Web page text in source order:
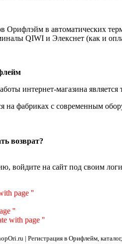
Орифлэйм в автоматических
QIWI и Элекснет (как и
интернет-магазина является
на фабриках с современным
возврат?
войдите на сайт под своим
page ''
''
with page ''
| Регистрация в Орифлейм,